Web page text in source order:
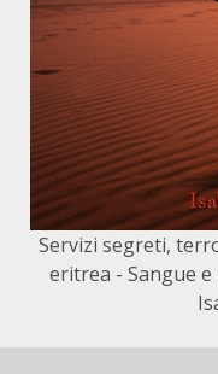
Servizi segreti,
eritrea - Sangue